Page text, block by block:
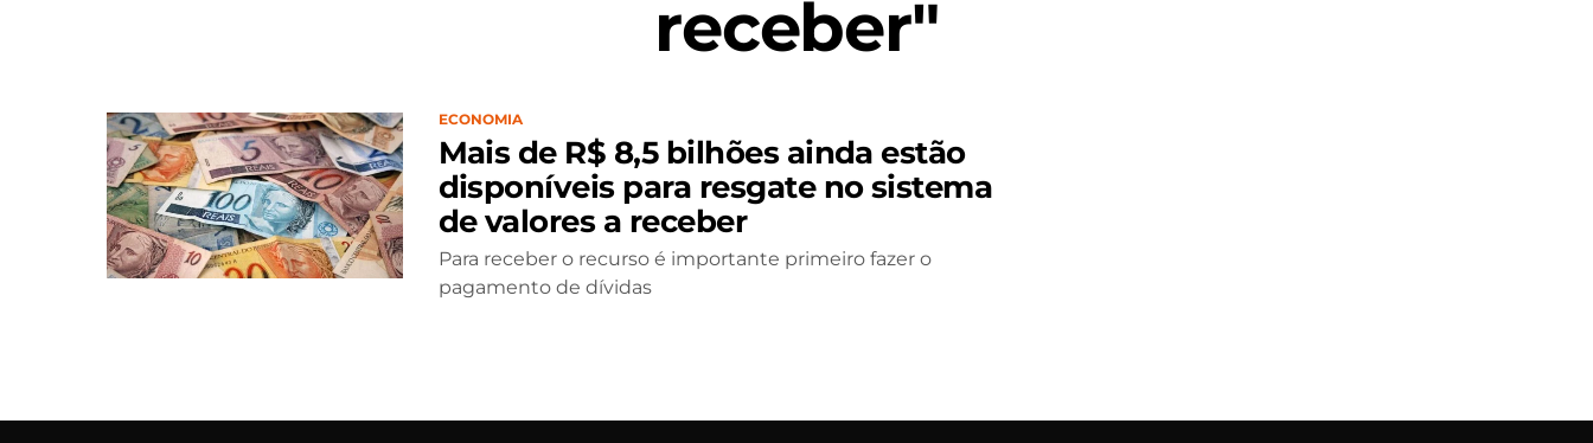
receber"
ECONOMIA
Mais de R$ 8,5 bilhões ainda estão
disponíveis para resgate no sistema
de valores a receber
Para receber o recurso é importante primeiro fazer o
pagamento de dívidas